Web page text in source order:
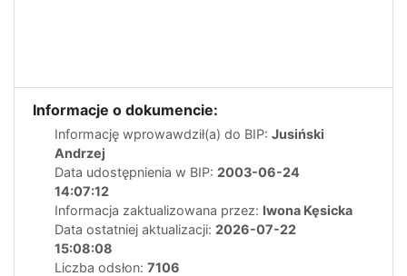
Informacje o dokumencie:
Informację wprowawdził(a) do BIP: Jusiński
Andrzej
Data udostępnienia w BIP: 2003-06-24
14:07:12
Informacja zaktualizowana przez: Iwona Kęsicka
Data ostatniej aktualizacji: 2026-07-22
15:08:08
Liczba odsłon: 7106